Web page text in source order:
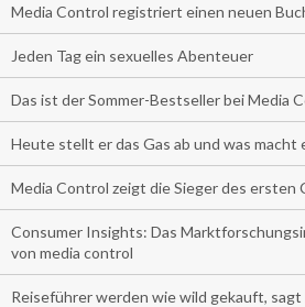
Media Control registriert einen neuen
Jeden Tag ein sexuelles Abenteuer
Das ist der Sommer-Bestseller bei Media
Heute stellt er das Gas ab und was macht
Media Control zeigt die Sieger des ersten
Consumer Insights: Das
von media control
Reiseführer werden wie wild gekauft,